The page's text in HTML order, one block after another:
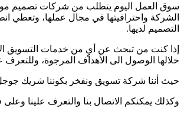
سوق العمل اليوم يتطلب من شركات تصميم
الشركة واحترافيتها في مجال عملها، وتعطي
التصميم لديها.
إذا كنت من تبحث عن أيٍ من خدمات التسويق
خلالها الوصول الى الأهداف المرجوة،
حيث أننا شركة تسويق ونفخر بكوننا شريك
وكذلك يمكنكم الاتصال بنا والتعرف علينا